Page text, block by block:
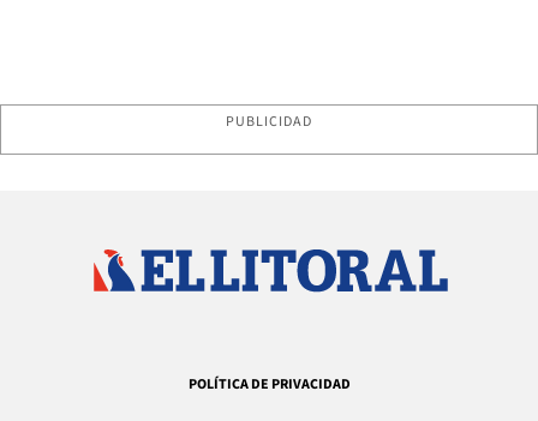
PUBLICIDAD
POLÍTICA DE PRIVACIDAD